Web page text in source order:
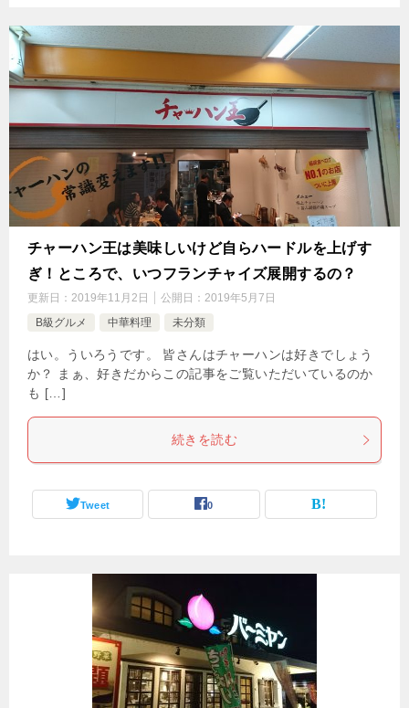
チャーハン王は美味しいけど自らハードルを上げす
ぎ！ところで、いつフランチャイズ展開するの？
更新日： 2019年11月2日 公開日： 2019年5月7日
B級グルメ
中華料理 未分類
はい。ういろうです。 皆さんはチャーハンは好きでしょう
か？ まぁ、好きだからこの記事をご覧いただいているのか
も […]
続きを読む
Tweet 0